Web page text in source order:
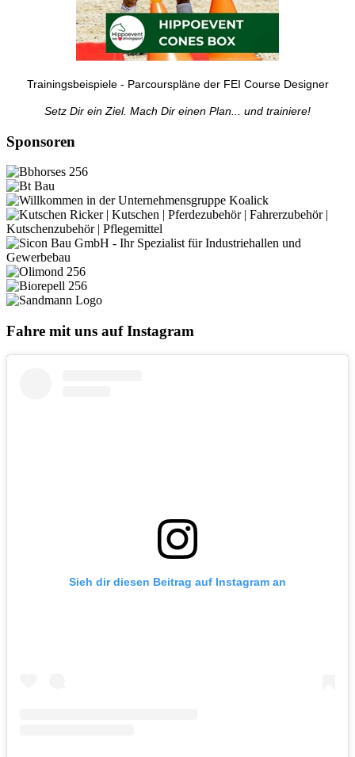
Trainingsbeispiele - Parcourspläne der FEI Course Designer
Setz Dir ein Ziel. Mach Dir einen Plan... und trainiere!
Sponsoren
Fahre mit uns auf Instagram
Sieh dir diesen Beitrag auf Instagram an